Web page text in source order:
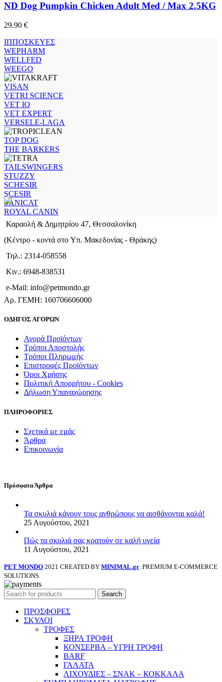
ND Dog Pumpkin Chicken Adult Med / Max 2.5KG
29.90 €
ΙΠΠΟΣΚΕΥΕΣ
WEPHARM
WELLFED
WEEGO
VISAN
VETRI SCIENCE
VET IQ
VET EXPERT
VERSELE-LAGA
TOP DOG
THE BARKERS
TAILSWINGERS
STUZZY
SCHESIR
SCESIR
SANICAT
ROYAL CANIN
Καραολή & Δημητρίου 47, Θεσσαλονίκη
(Kέντρο - κοντά στο Yπ. Μακεδονίας - Θράκης)
Τηλ.: 2314-058558
Κιν.: 6948-838531
e-Mail: info@petmondo.gr
Aρ. ΓΕΜΗ: 160706606000
ΟΔΗΓΟΣ ΑΓΟΡΩΝ
Αγορά Προϊόντων
Τρόποι Αποστολής
Τρόποι Πληρωμής
Επιστροφές Προϊόντων
Όροι Χρήσης
Πολιτική Απορρήτου - Cookies
Δήλωση Υπαναχώρησης
ΠΛΗΡΟΦΟΡΙΕΣ
Σχετικά με εμάς
Άρθρα
Επικοινωνία
Πρόσφατα Άρθρα
Τα σκυλιά κάνουν τους ανθρώπους να αισθάνονται καλά!
25 Αυγούστου, 2021
Πώς τα σκυλιά σας κρατούν σε καλή υγεία
11 Αυγούστου, 2021
PET MONDO 2021 CREATED BY MINIMAL.gr. PREMIUM E-COMMERCE
SOLUTIONS.
Search
ΠΡΟΣΦΟΡΕΣ
ΣΚΥΛΟΙ
ΤΡΟΦΕΣ
ΞΗΡΑ ΤΡΟΦΗ
ΚΟΝΣΕΡΒΑ – ΥΓΡΗ ΤΡΟΦΗ
BARF
ΓΑΛΑΤΑ
ΛΙΧΟΥΔΙΕΣ – ΣΝΑΚ – ΚΟΚΚΑΛΑ